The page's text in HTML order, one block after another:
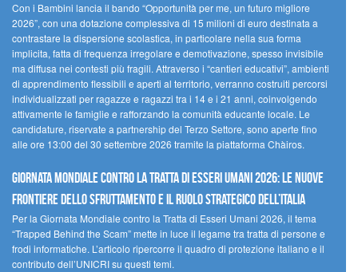
Con i Bambini lancia il bando “Opportunità per me, un futuro migliore
2026”, con una dotazione complessiva di 15 milioni di euro destinata a
contrastare la dispersione scolastica, in particolare nella sua forma
implicita, fatta di frequenza irregolare e demotivazione, spesso invisibile
ma diffusa nei contesti più fragili. Attraverso i “cantieri educativi”, ambienti
di apprendimento flessibili e aperti al territorio, verranno costruiti percorsi
individualizzati per ragazze e ragazzi tra i 14 e i 21 anni, coinvolgendo
attivamente le famiglie e rafforzando la comunità educante locale. Le
candidature, riservate a partnership del Terzo Settore, sono aperte fino
alle ore 13:00 del 30 settembre 2026 tramite la piattaforma Chàiros.
GIORNATA MONDIALE CONTRO LA TRATTA DI ESSERI UMANI 2026: LE NUOVE
FRONTIERE DELLO SFRUTTAMENTO E IL RUOLO STRATEGICO DELL’ITALIA
Per la Giornata Mondiale contro la Tratta di Esseri Umani 2026, il tema
“Trapped Behind the Scam” mette in luce il legame tra tratta di persone e
frodi informatiche. L’articolo ripercorre il quadro di protezione italiano e il
contributo dell’UNICRI su questi temi.